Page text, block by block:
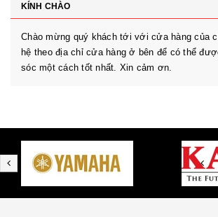
KÍNH CHÀO
Chào mừng quý khách tới với cửa hàng của
hệ theo địa chỉ cửa hàng ở bên để có thể
sóc một cách tốt nhất. Xin cảm ơn.